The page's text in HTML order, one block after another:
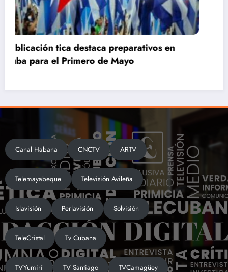
Primero de Mayo en Villa Clara: La Patria se
defiende
Canal Habana CNCTV ARTV
Telemayabeque Televisión Avileña
Islavisión Perlavisión Solvisión
TeleCristal Tv Cubana
TVYumirí TV Santiago TVCamagüey